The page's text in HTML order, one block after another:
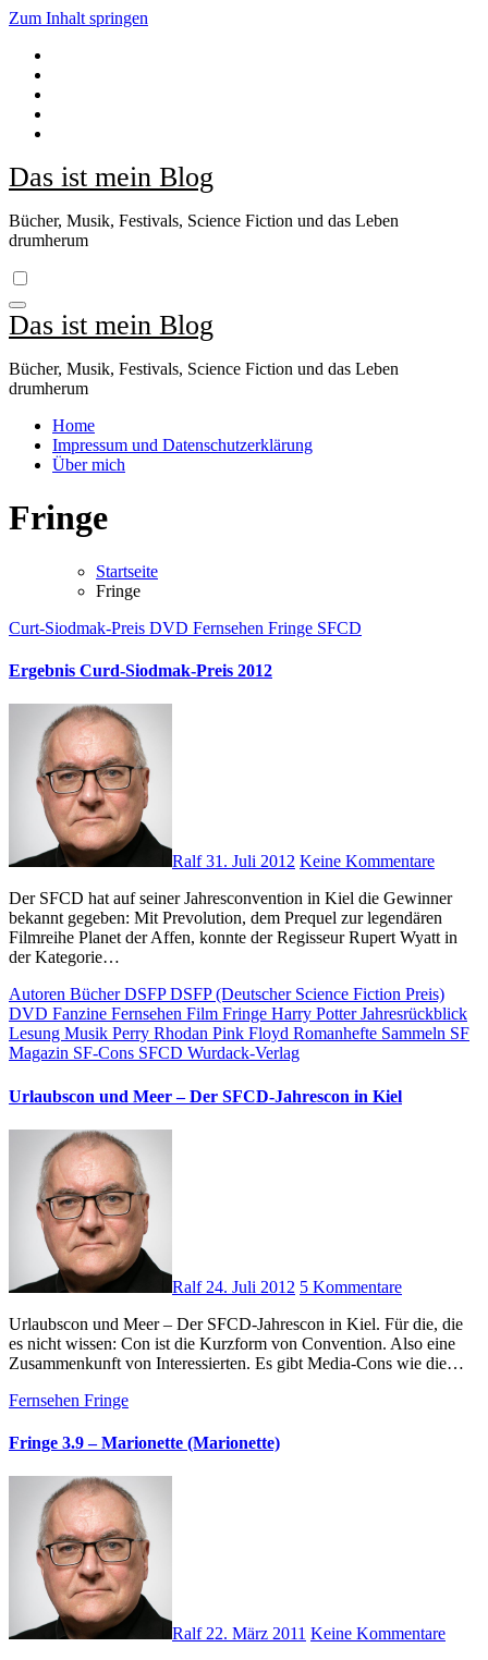
Zum Inhalt springen
Das ist mein Blog
Bücher, Musik, Festivals, Science Fiction und das Leben
drumherum
Das ist mein Blog
Bücher, Musik, Festivals, Science Fiction und das Leben
drumherum
Home
Impressum und Datenschutzerklärung
Über mich
Fringe
Startseite
Fringe
Curt-Siodmak-Preis DVD Fernsehen Fringe SFCD
Ergebnis Curd-Siodmak-Preis 2012
Ralf31. Juli 2012 Keine Kommentare
Der SFCD hat auf seiner Jahresconvention in Kiel die Gewinner
bekannt gegeben: Mit Prevolution, dem Prequel zur legendären
Filmreihe Planet der Affen, konnte der Regisseur Rupert Wyatt in
der Kategorie…
Autoren BücherDSFPDSFP (Deutscher Science Fiction Preis)
DVD Fanzine Fernsehen Film Fringe Harry PotterJahresrückblick
Lesung Musik Perry Rhodan Pink Floyd Romanhefte Sammeln SF
Magazin SF-Cons SFCD Wurdack-Verlag
Urlaubscon und Meer – Der SFCD-Jahrescon in Kiel
Ralf 24. Juli 2012 5 Kommentare
Urlaubscon und Meer – Der SFCD-Jahrescon in Kiel. Für die, die
es nicht wissen: Con ist die Kurzform von Convention. Also eine
Zusammenkunft von Interessierten. Es gibt Media-Cons wie die…
Fernsehen Fringe
Fringe 3.9 – Marionette (Marionette)
Ralf22. März 2011 Keine Kommentare